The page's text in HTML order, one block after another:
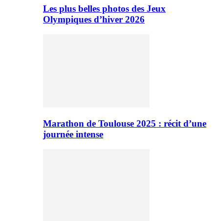
Les plus belles photos des Jeux
Olympiques d’hiver 2026
Marathon de Toulouse 2025 : récit d’une
journée intense